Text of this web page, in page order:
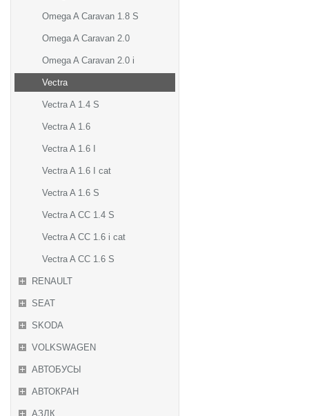
Omega A Caravan 1.8 S
Omega A Caravan 2.0
Omega A Caravan 2.0 i
Vectra
Vectra A 1.4 S
Vectra A 1.6
Vectra A 1.6 I
Vectra A 1.6 I cat
Vectra A 1.6 S
Vectra A CC 1.4 S
Vectra A CC 1.6 i cat
Vectra A CC 1.6 S
RENAULT
SEAT
SKODA
VOLKSWAGEN
АВТОБУСЫ
АВТОКРАН
АЗЛК